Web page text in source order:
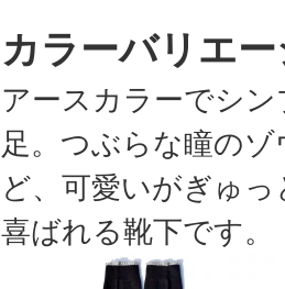
カラーバリエ
アースカラーでシ
足。つぶらな瞳の
ど、可愛いがぎゅ
喜ばれる靴下です。